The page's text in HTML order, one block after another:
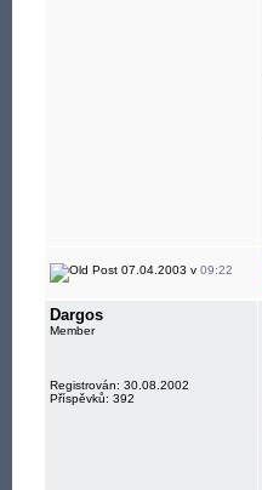
07.04.2003 v 09:22
Dargos
Member
Registrován: 30.08.2002
Příspěvků: 392